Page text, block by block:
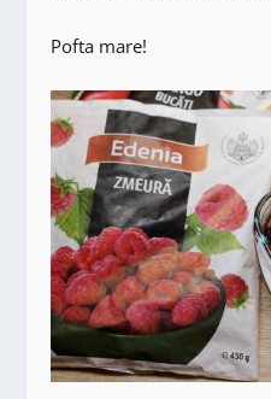
Pofta mare!